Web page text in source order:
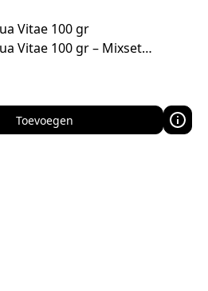
Vitae 100 gr
Vitae 100 gr – Mixset…
Toevoegen